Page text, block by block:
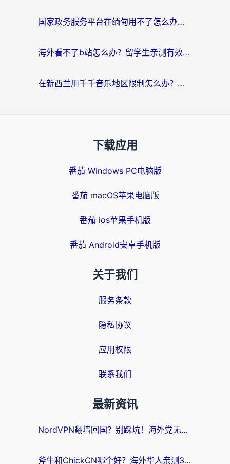
国家政务服务平台在缅甸用不了怎么办？海外华人必看的回国加速全攻略
海外看不了b站怎么办？留学生亲测有效的回国加速器选择攻略，解决豆瓣音乐、美团外卖难题
在新西兰用千千音乐地区限制怎么办？海外华人必备的回国加速解决方案
下载应用
番茄 Windows PC电脑版
番茄 macOS苹果电脑版
番茄 ios苹果手机版
番茄 Android安卓手机版
关于我们
服务条款
隐私协议
应用权限
联系我们
最新资讯
NordVPN翻墙回国？别踩坑！海外党无缝访问国内资源的真实指南
斧牛和ChickCN哪个好？海外华人亲测3款回国加速器+免费试用攻略